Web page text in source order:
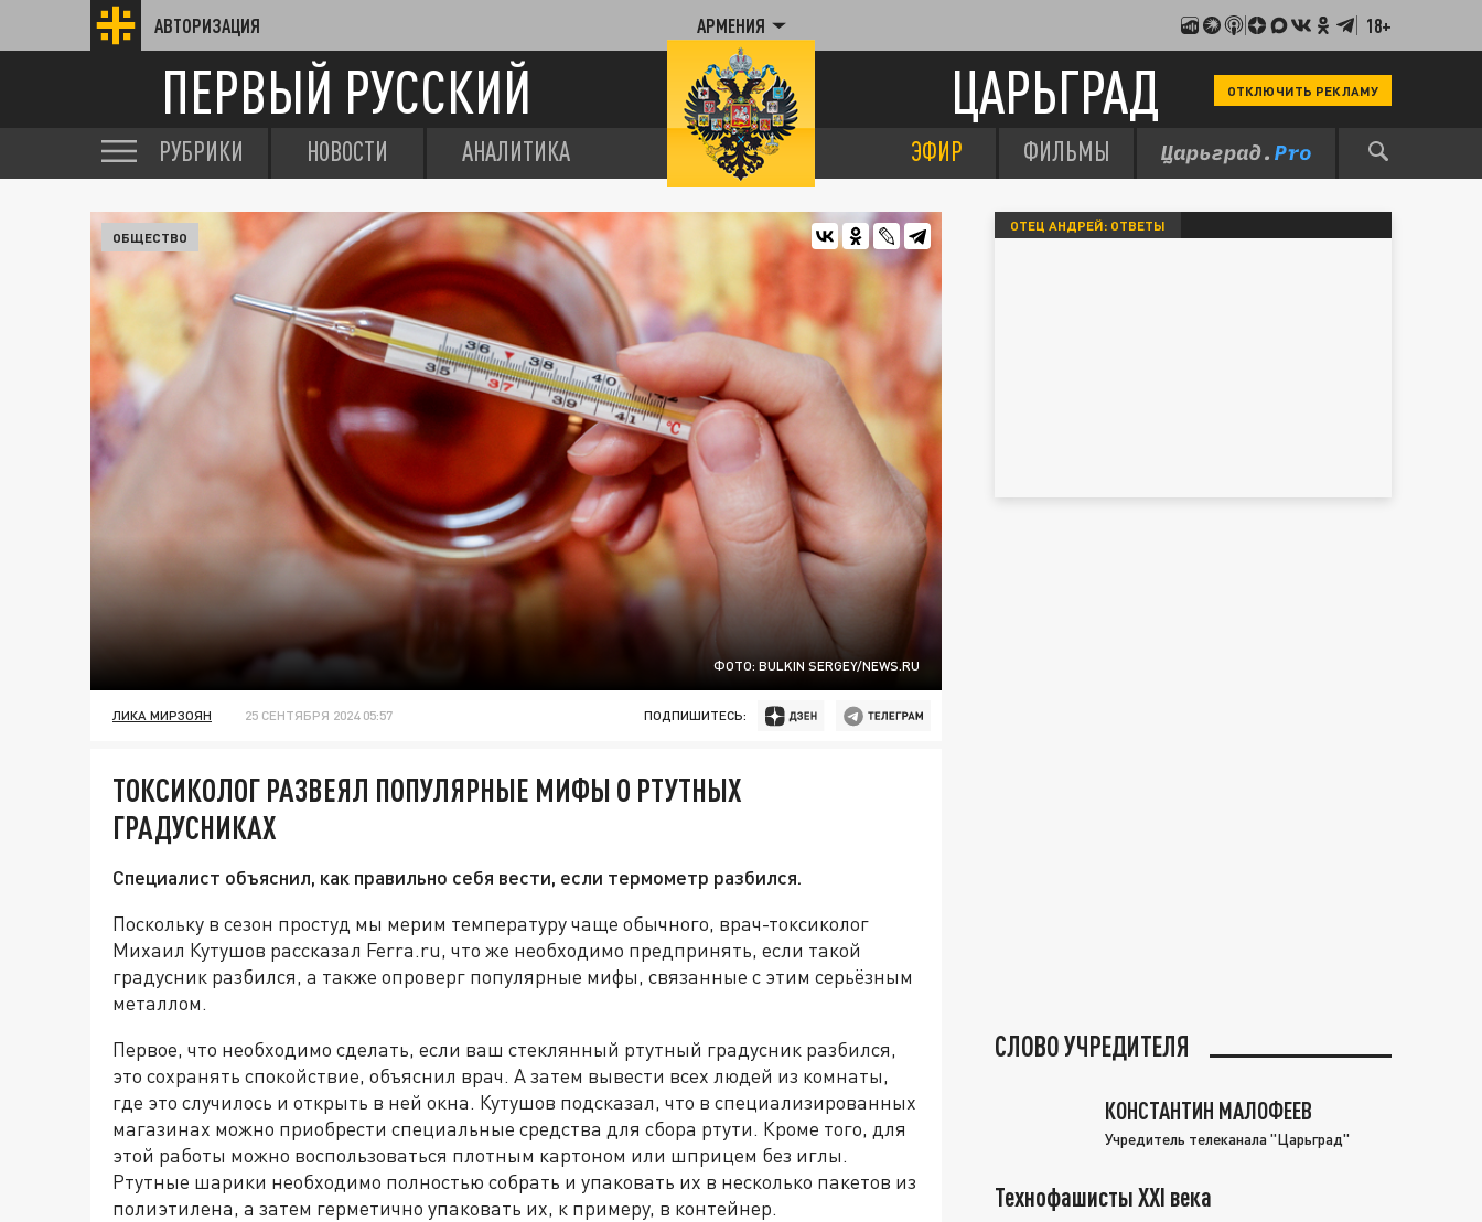
АВТОРИЗАЦИЯ АРМЕНИЯ 18+
ПЕРВЫЙ РУССКИЙ ЦАРЬГРАД ОТКЛЮЧИТЬ РЕКЛАМУ
РУБРИКИ НОВОСТИ АНАЛИТИКА ЭФИР ФИЛЬМЫ
ФОТО: BULKIN SERGEY/NEWS.RU
ОБЩЕСТВО
ЛИКА МИРЗОЯН 25 СЕНТЯБРЯ 2024 05:57 ПОДПИШИТЕСЬ:
ТОКСИКОЛОГ РАЗВЕЯЛ ПОПУЛЯРНЫЕ МИФЫ О РТУТНЫХ
ГРАДУСНИКАХ
Специалист объяснил, как правильно себя вести, если термометр разбился.
Поскольку в сезон простуд мы мерим температуру чаще обычного, врач-токсиколог
Михаил Кутушов рассказал Ferra.ru, что же необходимо предпринять, если такой
градусник разбился, а также опроверг популярные мифы, связанные с этим серьёзным
металлом.
Первое, что необходимо сделать, если ваш стеклянный ртутный градусник разбился,
это сохранять спокойствие, объяснил врач. А затем вывести всех людей из комнаты,
где это случилось и открыть в ней окна. Кутушов подсказал, что в специализированных
магазинах можно приобрести специальные средства для сбора ртути. Кроме того, для
этой работы можно воспользоваться плотным картоном или шприцем без иглы.
Ртутные шарики необходимо полностью собрать и упаковать их в несколько пакетов из
полиэтилена, а затем герметично упаковать их, к примеру, в контейнер.
ОТЕЦ АНДРЕЙ: ОТВЕТЫ
СЛОВО УЧРЕДИТЕЛЯ
КОНСТАНТИН МАЛОФЕЕВ
Учредитель телеканала "Царьград"
Технофашисты XXI века